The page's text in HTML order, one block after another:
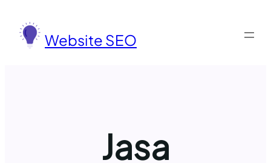
konten
Website SEO
Jasa